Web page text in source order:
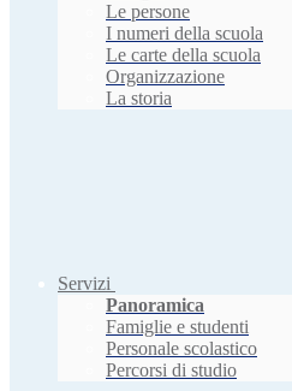
Le persone
I numeri della scuola
Le carte della scuola
Organizzazione
La storia
Servizi
Panoramica
Famiglie e studenti
Personale scolastico
Percorsi di studio